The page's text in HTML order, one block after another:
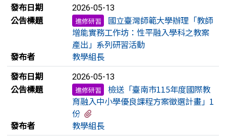
發布日期
2026-05-13
公告標題 進修研習
國立臺灣師範大學辦理「教師
增能實務工作坊：性平融入學科之教案
產出」系列研習活動
發布者
教學組長
發布日期
2026-05-13
公告標題 進修研習
檢送「臺南市115年度國際教
育融入中小學優良課程方案徵選計畫」1
份
發布者
教學組長